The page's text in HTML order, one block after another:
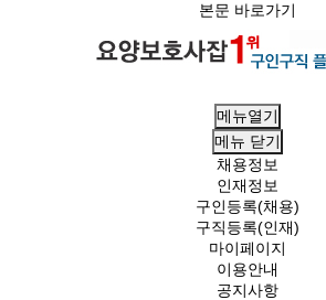
본문 바로가기
메뉴열기
메뉴 닫기
채용정보
인재정보
구인등록(채용)
구직등록(인재)
마이페이지
이용안내
공지사항